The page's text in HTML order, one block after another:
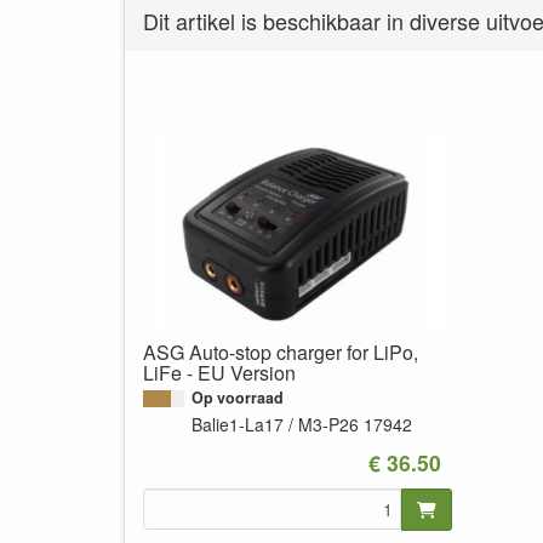
Dit artikel is beschikbaar in diverse
ASG Auto-stop charger for LiPo,
LiFe - EU Version
Op voorraad
Balie1-La17 / M3-P26 17942
€ 36.50